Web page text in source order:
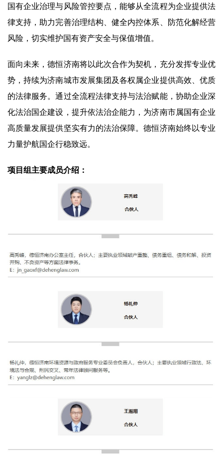
国有企业治理与风险管控要点，能够从全流程为企业提供法
律支持，助力完善治理结构、健全内控体系、防范化解经营
风险，切实维护国有资产安全与保值增值。
面向未来，德恒济南将以此次合作为契机，充分发挥专业优
势，持续为济南城市发展集团及各权属企业提供高效、优质
的法律服务。通过全流程法律支持与法治赋能，协助企业深
化法治国企建设，提升依法治企能力，为济南市属国有企业
高质量发展提供坚实有力的法治保障。德恒济南始终以专业
力量护航国企行稳致远。
项目组主要成员介绍：